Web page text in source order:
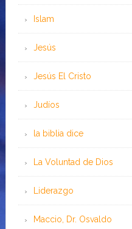
Islam
Jesús
Jesús El Cristo
Judíos
la biblia dice
La Voluntad de Dios
Liderazgo
Maccio, Dr. Osvaldo